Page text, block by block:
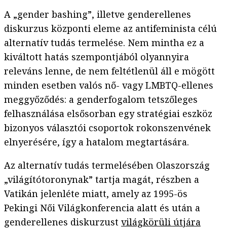
A „gender bashing”, illetve genderellenes
diskurzus központi eleme az antifeminista célú
alternatív tudás termelése. Nem mintha ez a
kiváltott hatás szempontjából olyannyira
releváns lenne, de nem feltétlenül áll e mögött
minden esetben valós nő- vagy LMBTQ-ellenes
meggyőződés: a genderfogalom tetszőleges
felhasználása elsősorban egy stratégiai eszköz
bizonyos választói csoportok rokonszenvének
elnyerésére, így a hatalom megtartására.
Az alternatív tudás termelésében Olaszország
„világítótoronynak” tartja magát, részben a
Vatikán jelenléte miatt, amely az 1995-ös
Pekingi Női Világkonferencia alatt és után a
genderellenes diskurzust világkörüli útjára